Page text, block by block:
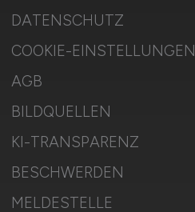
DATENSCHUTZ
COOKIE-EINSTELLUNGEN
AGB
BILDQUELLEN
KI-TRANSPARENZ
BESCHWERDEN
MELDESTELLE